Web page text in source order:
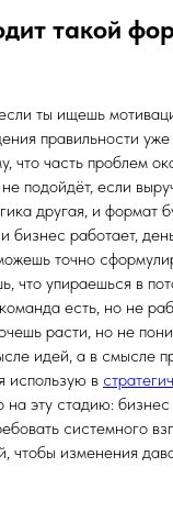
такой
ты ищешь
правильности
что часть проблем
подойдёт, если
другая, и формат
бизнес работает,
точно
что упираешься в
есть, но не
расти, но не
идей, а в смысле
использую в
на эту стадию:
системного
чтобы изменения